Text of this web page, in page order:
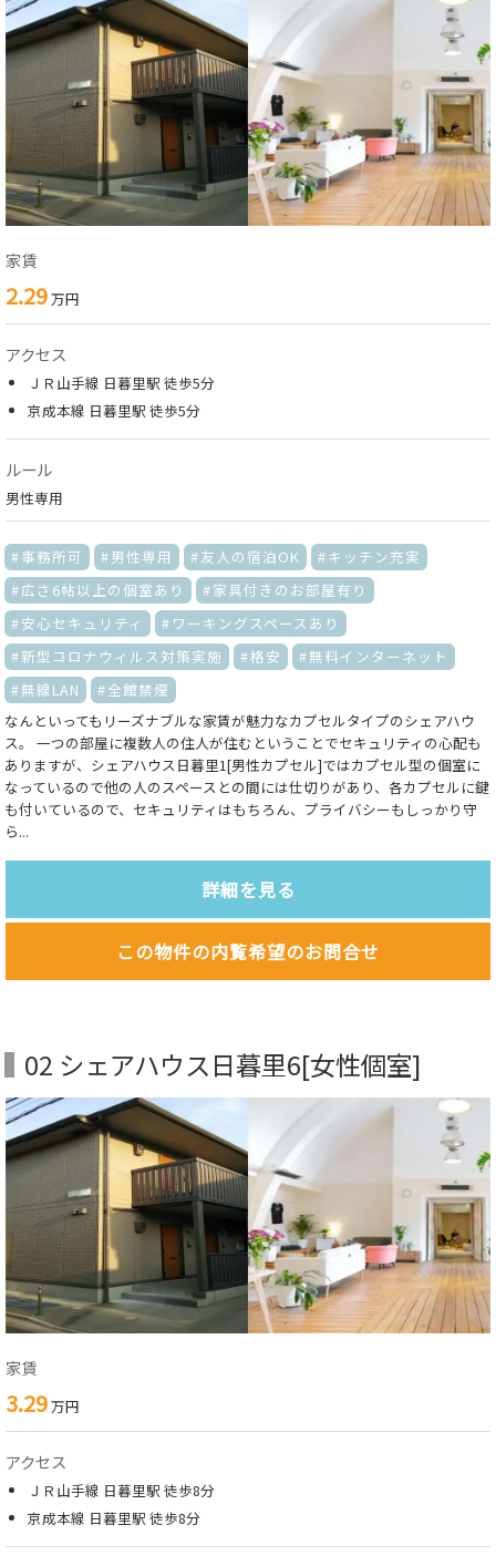
家賃
2.29万円
アクセス
ＪＲ山手線 日暮里駅 徒歩5分
京成本線 日暮里駅 徒歩5分
ルール
男性専用
事務所可 男性専用 友人の宿泊OK
キッチン充実
広さ6帖以上の個室あり
家具付きのお部屋有り
安心セキュリティ
ワーキングスペースあり
新型コロナウィルス対策実施
格安
無料インターネット
無線LAN
全館禁煙
なんといってもリーズナブルな家賃が魅力なカプセルタイプのシェアハウ
ス。 一つの部屋に複数人の住人が住むということでセキュリティの心配も
ありますが、シェアハウス日暮里1[男性カプセル]ではカプセル型の個室に
なっているので他の人のスペースとの間には仕切りがあり、各カプセルに鍵
も付いているので、セキュリティはもちろん、プライバシーもしっかり守
ら...
詳細を見る
この物件の内覧希望のお問合せ
02 シェアハウス日暮里6[女性個室]
家賃
3.29万円
アクセス
ＪＲ山手線 日暮里駅 徒歩8分
京成本線 日暮里駅 徒歩8分